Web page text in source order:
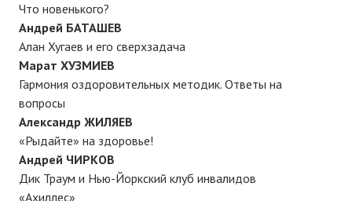
Памяти Игоря Сосновского
Презентация новых книг
Редакционный совет
Нам пишут
Политика обработки персональных данных
Согласие на обработку персональных данных
Что новенького?
Андрей БАТАШЕВ
Алан Хугаев и его сверхзадача
Марат ХУЗМИЕВ
Гармония оздоровительных методик. Ответы на
вопросы
Александр ЖИЛЯЕВ
«Рыдайте» на здоровье!
Андрей ЧИРКОВ
Дик Траум и Нью-Йоркский клуб инвалидов
«Ахиллес»